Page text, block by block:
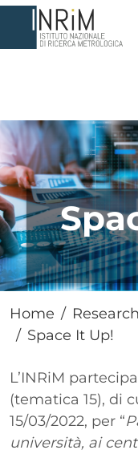
Skip to main
Home Research
Space It Up!
Paragrafo
L’INRiM
(tematica 15), di
15/03/2022, per “
università, ai